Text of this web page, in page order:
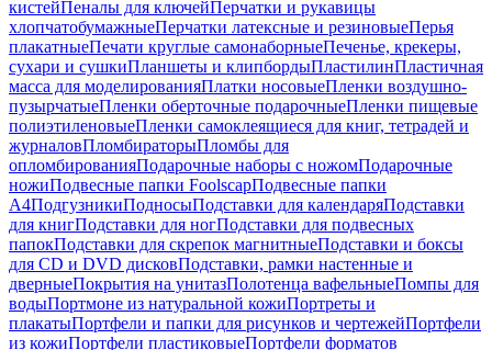
кистейПеналы для ключейПерчатки и рукавицы
хлопчатобумажныеПерчатки латексные и резиновыеПерья
плакатныеПечати круглые самонаборныеПеченье, крекеры,
сухари и сушкиПланшеты и клипбордыПластилинПластичная
масса для моделированияПлатки носовыеПленки воздушно-
пузырчатыеПленки оберточные подарочныеПленки пищевые
полиэтиленовыеПленки самоклеящиеся для книг, тетрадей и
журналовПломбираторыПломбы для
опломбированияПодарочные наборы с ножомПодарочные
ножиПодвесные папки FoolscapПодвесные папки
А4ПодгузникиПодносыПодставки для календаряПодставки
для книгПодставки для ногПодставки для подвесных
папокПодставки для скрепок магнитныеПодставки и боксы
для CD и DVD дисковПодставки, рамки настенные и
дверныеПокрытия на унитазПолотенца вафельныеПомпы для
водыПортмоне из натуральной кожиПортреты и
плакатыПортфели и папки для рисунков и чертежейПортфели
из кожиПортфели пластиковыеПортфели форматов